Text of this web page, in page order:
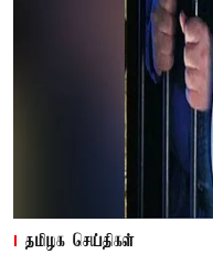
தமிழக செய்திகள்